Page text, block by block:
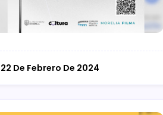
22 De Febrero De 2024